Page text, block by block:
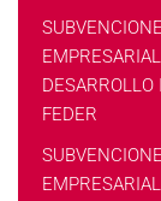
FEDER